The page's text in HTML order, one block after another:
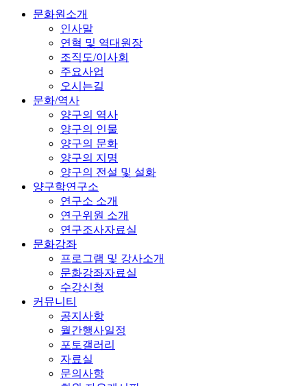
문화원소개
인사말
연혁 및 역대원장
조직도/이사회
주요사업
오시는길
문화/역사
양구의 역사
양구의 인물
양구의 문화
양구의 지명
양구의 전설 및 설화
양구학연구소
연구소 소개
연구위원 소개
연구조사자료실
문화강좌
프로그램 및 강사소개
문화강좌자료실
수강신청
커뮤니티
공지사항
월간행사일정
포토갤러리
자료실
문의사항